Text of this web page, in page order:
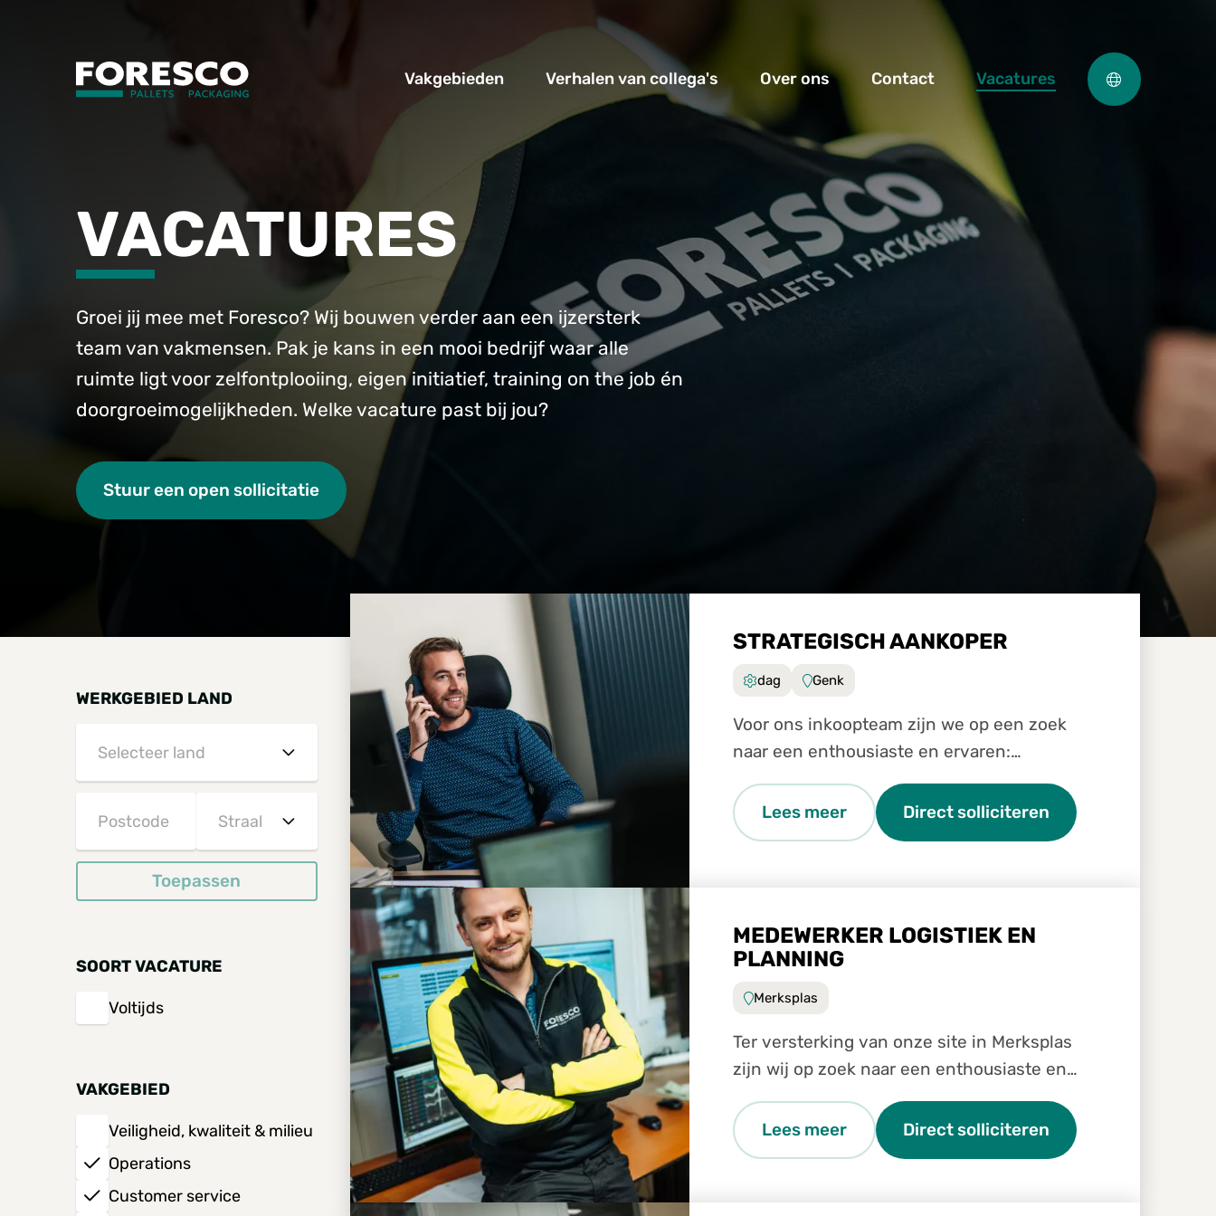
Vakgebieden Verhalen van collega's Over ons Contact Vacatures
VACATURES
Groei jij mee met Foresco? Wij bouwen verder aan een ijzersterk
team van vakmensen. Pak je kans in een mooi bedrijf waar alle
ruimte ligt voor zelfontplooiing, eigen initiatief, training on the job én
doorgroeimogelijkheden. Welke vacature past bij jou?
Stuur een open sollicitatie
WERKGEBIED LAND
België
Nederland
5 km
40 km
50 km
Toepassen
SOORT VACATURE
Voltijds
VAKGEBIED
Veiligheid, kwaliteit & milieu
Operations
Customer service
STRATEGISCH AANKOPER
dag Genk
Voor ons inkoopteam zijn we op een zoek
naar een enthousiaste en ervaren:
Strategisch inkoper
Lees meer
Direct solliciteren
MEDEWERKER LOGISTIEK EN
PLANNING
Merksplas
Ter versterking van onze site in Merksplas
zijn wij op zoek naar een enthousiaste en
ervaren: Medewerker logistiek en planning
Lees meer
Direct solliciteren